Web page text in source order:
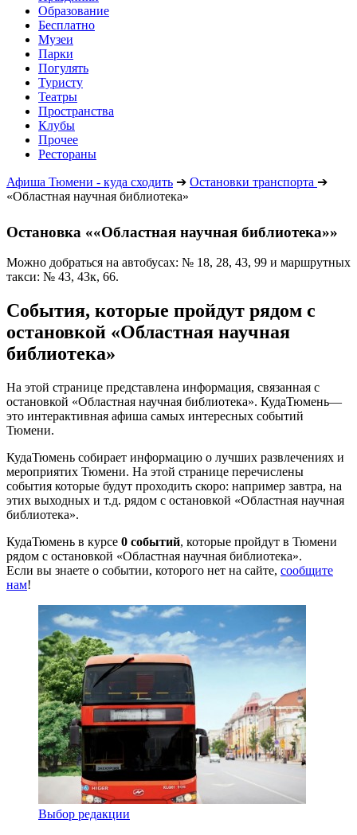
Образование
Бесплатно
Музеи
Парки
Погулять
Туристу
Театры
Пространства
Клубы
Прочее
Рестораны
Афиша Тюмени - куда сходить ➔ Остановки транспорта ➔
«Областная научная библиотека»
Остановка ««Областная научная библиотека»»
Можно добраться на автобусах: № 18, 28, 43, 99 и маршрутных
такси: № 43, 43к, 66.
События, которые пройдут рядом с
остановкой «Областная научная
библиотека»
На этой странице представлена информация, связанная с
остановкой «Областная научная библиотека». КудаТюмень—
это интерактивная афиша самых интересных событий
Тюмени.
КудаТюмень собирает информацию о лучших развлечениях и
мероприятих Тюмени. На этой странице перечислены
события которые будут проходить скоро: например завтра, на
этих выходных и т.д. рядом с остановкой «Областная научная
библиотека».
КудаТюмень в курсе 0 событий, которые пройдут в Тюмени
рядом с остановкой «Областная научная библиотека».
Если вы знаете о событии, которого нет на сайте, сообщите
нам!
Выбор редакции